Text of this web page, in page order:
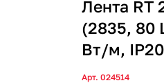
Лента RT
(2835, 80
Вт/м,
Арт.024514